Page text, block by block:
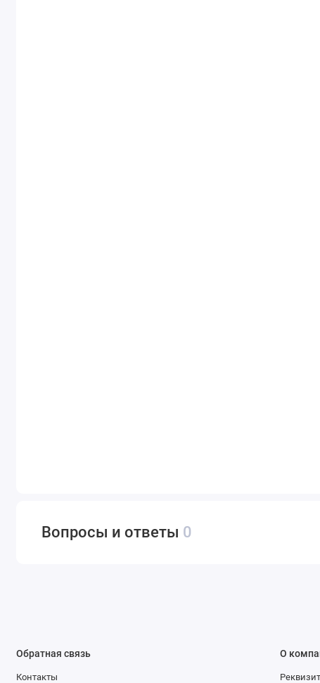
Вопросы и ответы 0
Обратная связь
Контакты
О